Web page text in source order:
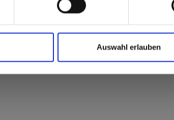
Auswahl erlauben